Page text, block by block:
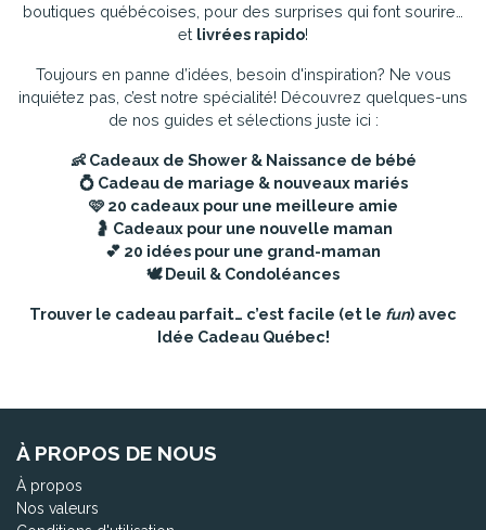
boutiques québécoises, pour des surprises qui font sourire…
et livrées rapido!
Toujours en panne d’idées, besoin d'inspiration? Ne vous
inquiétez pas, c’est notre spécialité! Découvrez quelques-uns
de nos guides et sélections juste ici :
👶 Cadeaux de Shower & Naissance de bébé
💍 Cadeau de mariage & nouveaux mariés
🩷 20 cadeaux pour une meilleure amie
🤰 Cadeaux pour une nouvelle maman
💕 20 idées pour une grand-maman
🕊️Deuil & Condoléances
Trouver le cadeau parfait… c’est facile (et le fun) avec
Idée Cadeau Québec!
À PROPOS DE NOUS
À propos
Nos valeurs